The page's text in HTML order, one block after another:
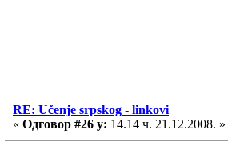
RE: Učenje srpskog - linkovi
« Одговор #26 у: 14.14 ч. 21.12.2008. »